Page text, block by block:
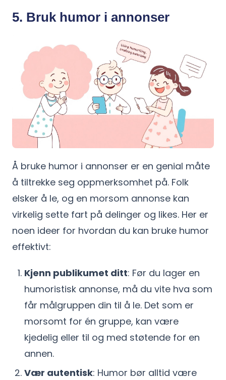
5. Bruk humor i annonser
Å bruke humor i annonser er en genial måte
å tiltrekke seg oppmerksomhet på. Folk
elsker å le, og en morsom annonse kan
virkelig sette fart på delinger og likes. Her er
noen ideer for hvordan du kan bruke humor
effektivt:
Kjenn publikumet ditt: Før du lager en
humoristisk annonse, må du vite hva som
får målgruppen din til å le. Det som er
morsomt for én gruppe, kan være
kjedelig eller til og med støtende for en
annen.
Vær autentisk: Humor bør alltid være